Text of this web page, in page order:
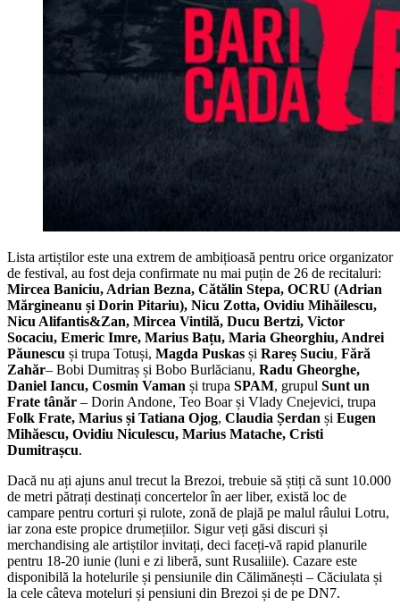
Lista artiștilor este una extrem de ambițioasă pentru orice organizator
de festival, au fost deja confirmate nu mai puțin de 26 de recitaluri:
Mircea Baniciu, Adrian Bezna, Cătălin Stepa, OCRU (Adrian
Mărgineanu și Dorin Pitariu), Nicu Zotta, Ovidiu Mihăilescu,
Nicu Alifantis&Zan, Mircea Vintilă, Ducu Bertzi, Victor
Socaciu, Emeric Imre, Marius Bațu, Maria Gheorghiu, Andrei
Păunescu și trupa Totuși, Magda Puskas și Rareș Suciu, Fără
Zahăr– Bobi Dumitraș și Bobo Burlăcianu, Radu Gheorghe,
Daniel Iancu, Cosmin Vaman și trupa SPAM, grupul Sunt un
Frate tânăr – Dorin Andone, Teo Boar și Vlady Cnejevici, trupa
Folk Frate, Marius și Tatiana Ojog, Claudia Șerdan și Eugen
Mihăescu, Ovidiu Niculescu, Marius Matache, Cristi
Dumitrașcu.
Dacă nu ați ajuns anul trecut la Brezoi, trebuie să știți că sunt 10.000
de metri pătrați destinați concertelor în aer liber, există loc de
campare pentru corturi și rulote, zonă de plajă pe malul râului Lotru,
iar zona este propice drumețiilor. Sigur veți găsi discuri și
merchandising ale artiștilor invitați, deci faceți-vă rapid planurile
pentru 18-20 iunie (luni e zi liberă, sunt Rusaliile). Cazare este
disponibilă la hotelurile și pensiunile din Călimănești – Căciulata și
la cele câteva moteluri și pensiuni din Brezoi și de pe DN7.